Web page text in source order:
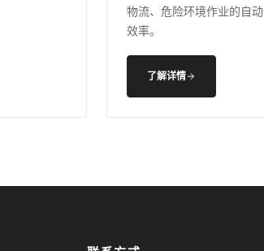
物流、危险环境作业的自
效率。
了解详情